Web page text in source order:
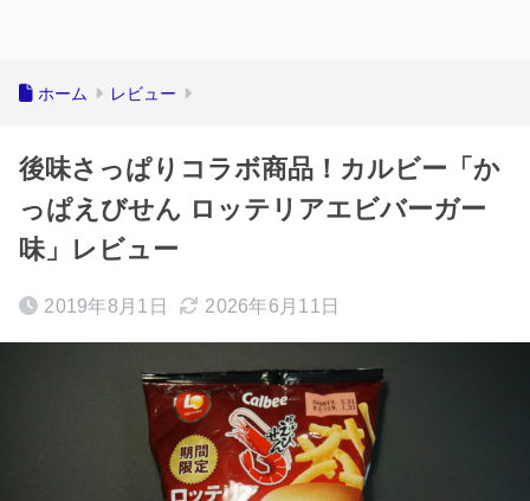
ホーム レビュー
後味さっぱりコラボ商品！カルビー「か
っぱえびせん ロッテリアエビバーガー
味」レビュー
2019年8月1日 2026年6月11日